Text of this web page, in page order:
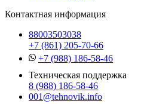
Контактная информация
88003503038
+7 (861) 205-70-66
+7 (988) 186-58-46
Техническая поддержка
8 (988) 186-58-46
001@tehnovik.info